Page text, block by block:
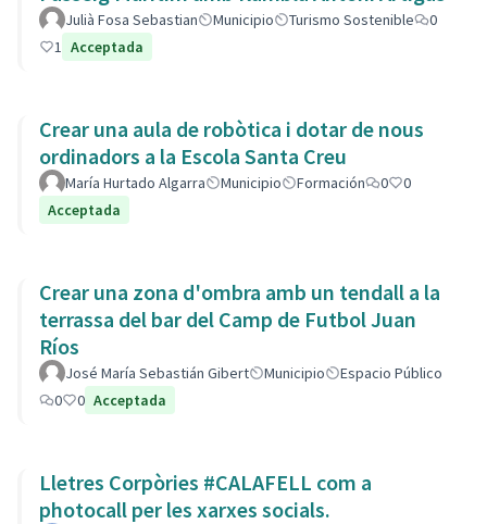
Julià Fosa Sebastian Municipio Turismo Sostenible
0
1 Acceptada
Crear una aula de robòtica i dotar de nous
ordinadors a la Escola Santa Creu
María Hurtado Algarra Municipio Formación 0
0
Acceptada
Crear una zona d'ombra amb un tendall a la
terrassa del bar del Camp de Futbol Juan
Ríos
José María Sebastián Gibert Municipio
Espacio Público
0
0 Acceptada
Lletres Corpòries #CALAFELL com a
photocall per les xarxes socials.